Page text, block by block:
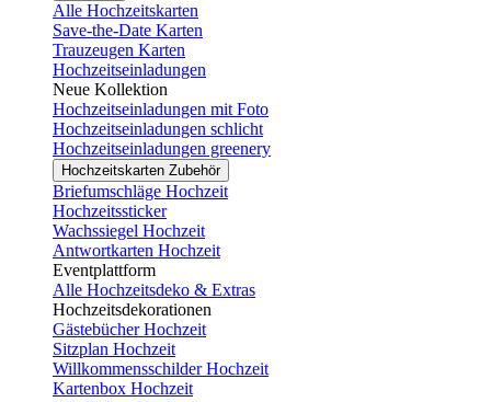
Alle Hochzeitskarten
Save-the-Date Karten
Trauzeugen Karten
Hochzeitseinladungen
Neue Kollektion
Hochzeitseinladungen mit Foto
Hochzeitseinladungen schlicht
Hochzeitseinladungen greenery
Hochzeitskarten Zubehör
Briefumschläge Hochzeit
Hochzeitssticker
Wachssiegel Hochzeit
Antwortkarten Hochzeit
Eventplattform
Alle Hochzeitsdeko & Extras
Hochzeitsdekorationen
Gästebücher Hochzeit
Sitzplan Hochzeit
Willkommensschilder Hochzeit
Kartenbox Hochzeit